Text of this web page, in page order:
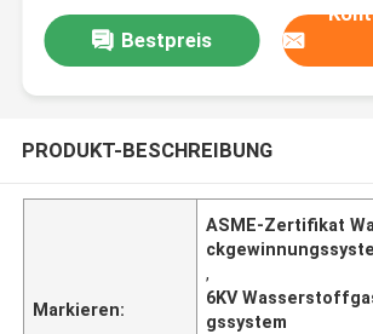
Bestpreis
PRODUKT-BESCHREIBUNG
Markieren:
ASME-Zertifikat
,
6KV
gssystem